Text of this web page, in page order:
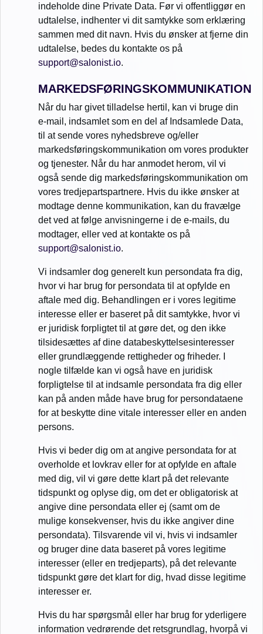
indeholde dine Private Data. Før vi offentliggør en
udtalelse, indhenter vi dit samtykke som erklæring
sammen med dit navn. Hvis du ønsker at fjerne din
udtalelse, bedes du kontakte os på
support@salonist.io.
MARKEDSFØRINGSKOMMUNIKATION
Når du har givet tilladelse hertil, kan vi bruge din
e-mail, indsamlet som en del af Indsamlede Data,
til at sende vores nyhedsbreve og/eller
markedsføringskommunikation om vores produkter
og tjenester. Når du har anmodet herom, vil vi
også sende dig markedsføringskommunikation om
vores tredjepartspartnere. Hvis du ikke ønsker at
modtage denne kommunikation, kan du fravælge
det ved at følge anvisningerne i de e-mails, du
modtager, eller ved at kontakte os på
support@salonist.io.
Vi indsamler dog generelt kun persondata fra dig,
hvor vi har brug for persondata til at opfylde en
aftale med dig. Behandlingen er i vores legitime
interesse eller er baseret på dit samtykke, hvor vi
er juridisk forpligtet til at gøre det, og den ikke
tilsidesættes af dine databeskyttelsesinteresser
eller grundlæggende rettigheder og friheder. I
nogle tilfælde kan vi også have en juridisk
forpligtelse til at indsamle persondata fra dig eller
kan på anden måde have brug for persondataene
for at beskytte dine vitale interesser eller en anden
persons.
Hvis vi beder dig om at angive persondata for at
overholde et lovkrav eller for at opfylde en aftale
med dig, vil vi gøre dette klart på det relevante
tidspunkt og oplyse dig, om det er obligatorisk at
angive dine persondata eller ej (samt om de
mulige konsekvenser, hvis du ikke angiver dine
persondata). Tilsvarende vil vi, hvis vi indsamler
og bruger dine data baseret på vores legitime
interesser (eller en tredjeparts), på det relevante
tidspunkt gøre det klart for dig, hvad disse legitime
interesser er.
Hvis du har spørgsmål eller har brug for yderligere
information vedrørende det retsgrundlag, hvorpå vi